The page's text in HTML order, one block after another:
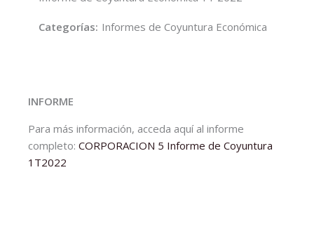
Categorías: Informes de Coyuntura Económica
INFORME
Para más información, acceda aquí al informe
completo:CORPORACION 5 Informe de Coyuntura
1T2022